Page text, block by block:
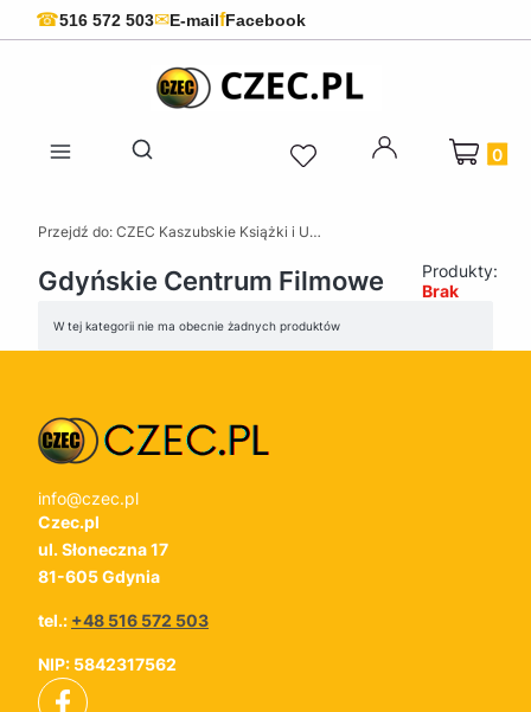
☎516 572 503✉E-mailfFacebook
Otwórz wyszukiwarkę
Produkty
Przejdź do: CZEC Kaszubskie Książki i Upominki - Pamiątki z Kaszub
Gdyńskie Centrum Filmowe
Produkty:
Brak
Lista produktów
W tej kategorii nie ma obecnie żadnych produktów
info@czec.pl
Czec.pl
ul. Słoneczna 17
81-605 Gdynia
tel.: +48 516 572 503
NIP: 5842317562